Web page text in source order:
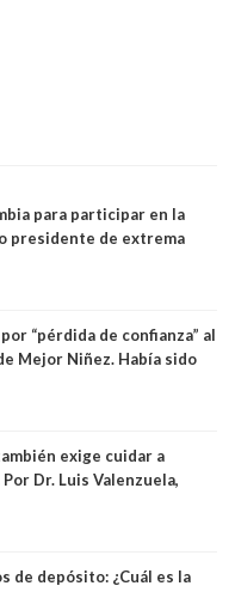
para participar en la
presidente de extrema
“pérdida de confianza” al
Mejor Niñez. Había sido
exige cuidar a
Dr. Luis Valenzuela,
Silva Henríquez
de depósito: ¿Cuál es la